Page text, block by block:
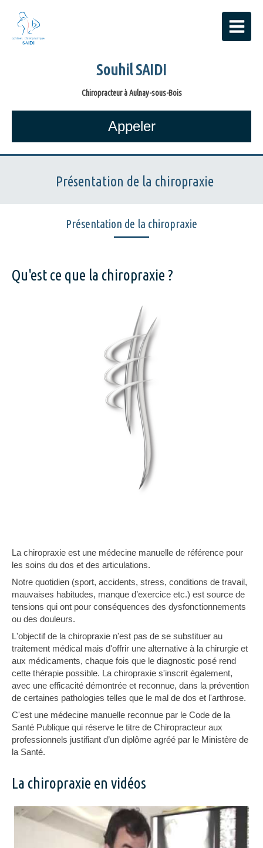
Souhil SAIDI
Chiropracteur à Aulnay-sous-Bois
Appeler
Présentation de la chiropraxie
Présentation de la chiropraxie
Qu'est ce que la chiropraxie ?
La chiropraxie est une médecine manuelle de référence pour
les soins du dos et des articulations.
Notre quotidien (sport, accidents, stress, conditions de travail,
mauvaises habitudes, manque d’exercice etc.) est source de
tensions qui ont pour conséquences des dysfonctionnements
ou des douleurs.
L'objectif de la chiropraxie n'est pas de se substituer au
traitement médical mais d'offrir une alternative à la chirurgie et
aux médicaments, chaque fois que le diagnostic posé rend
cette thérapie possible. La chiropraxie s'inscrit également,
avec une efficacité démontrée et reconnue, dans la prévention
de certaines pathologies telles que le mal de dos et l'arthrose.
C'est une médecine manuelle reconnue par le Code de la
Santé Publique qui réserve le titre de Chiropracteur aux
professionnels justifiant d’un diplôme agréé par le Ministère de
la Santé.
La chiropraxie en vidéos